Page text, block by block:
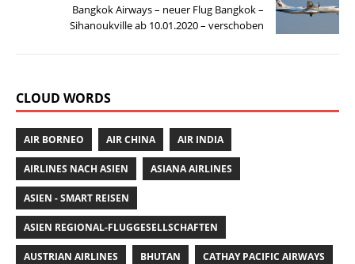
k
Bangkok Airways – neuer Flug Bangkok –
Sihanoukville ab 10.01.2020 – verschoben
CLOUD WORDS
AIR BORNEO AIR CHINA AIR INDIA
AIRLINES NACH ASIEN ASIANA AIRLINES
ASIEN - SMART REISEN
ASIEN REGIONAL-FLUGGESELLSCHAFTEN
AUSTRIAN AIRLINES BHUTAN CATHAY PACIFIC AIRWAYS